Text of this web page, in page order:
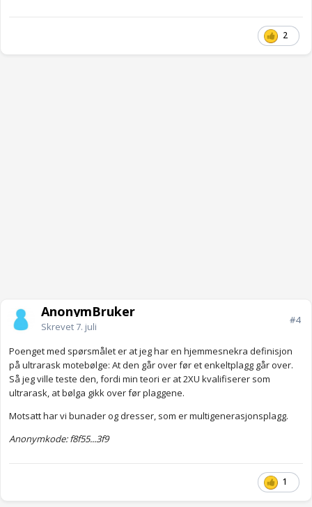
2
AnonymBruker
Skrevet7. juli
#4
Poenget med spørsmålet er at jeg har en hjemmesnekra definisjon
på ultrarask motebølge: At den går over før et enkeltplagg går over.
Så jeg ville teste den, fordi min teori er at 2XU kvalifiserer som
ultrarask, at bølga gikk over før plaggene.
Motsatt har vi bunader og dresser, som er multigenerasjonsplagg.
Anonymkode: f8f55...3f9
1